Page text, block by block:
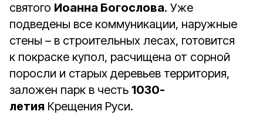
святого Иоанна Богослова. Уже
подведены все коммуникации, наружные
стены – в строительных лесах, готовится
к покраске купол, расчищена от сорной
поросли и старых деревьев территория,
заложен парк в честь 1030-
летия Крещения Руси.